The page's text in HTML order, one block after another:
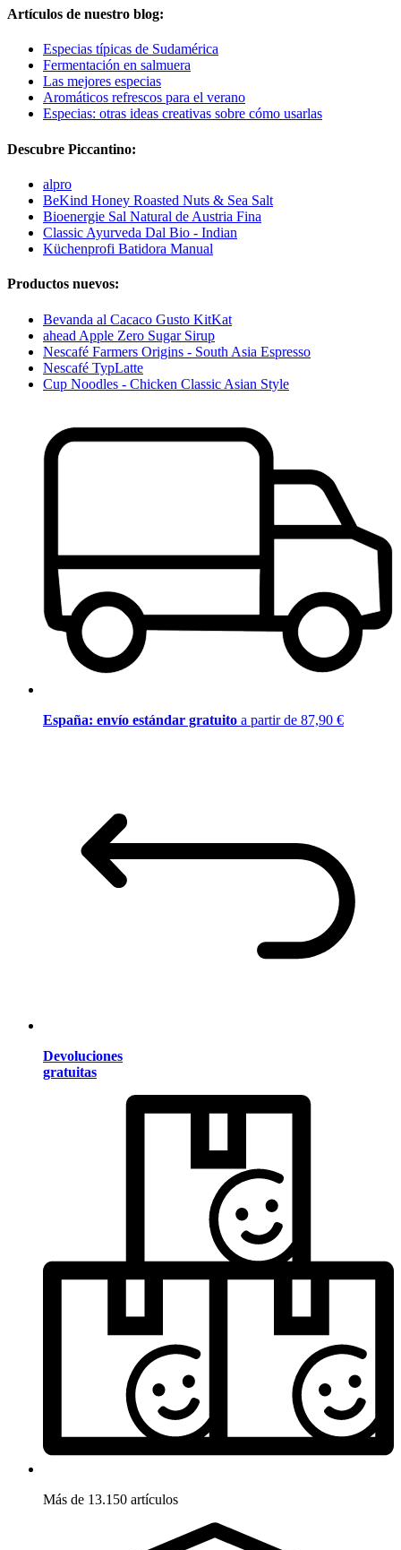
Artículos de nuestro blog:
Especias típicas de Sudamérica
Fermentación en salmuera
Las mejores especias
Aromáticos refrescos para el verano
Especias: otras ideas creativas sobre cómo usarlas
Descubre Piccantino:
alpro
BeKind Honey Roasted Nuts & Sea Salt
Bioenergie Sal Natural de Austria Fina
Classic Ayurveda Dal Bio - Indian
Küchenprofi Batidora Manual
Productos nuevos:
Bevanda al Cacaco Gusto KitKat
ahead Apple Zero Sugar Sirup
Nescafé Farmers Origins - South Asia Espresso
Nescafé TypLatte
Cup Noodles - Chicken Classic Asian Style
España: envío estándar gratuito a partir de 87,90 €
Devoluciones
gratuitas
Más de 13.150 artículos